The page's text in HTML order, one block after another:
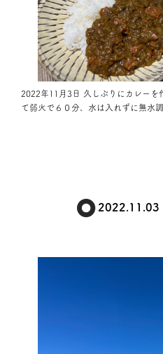
2022年11月3日 久しぶりにカレーを
て弱火で６０分、水は入れずに無水
2022.11.03